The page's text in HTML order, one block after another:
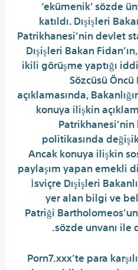
‘ekümenik’ sözde
katıldı. Dışişleri
Patrikhanesi’nin devlet
Dışişleri Bakan
ikili görüşme yaptığı
Sözcüsü
açıklamasında,
konuya ilişkin
politikasında
Ancak konuya ilişkin
paylaşım yapan emekli
İsviçre Dışişleri
yer alan bilgi ve
Patriği
sözde unvanı ile
Porn7.xxx’te para